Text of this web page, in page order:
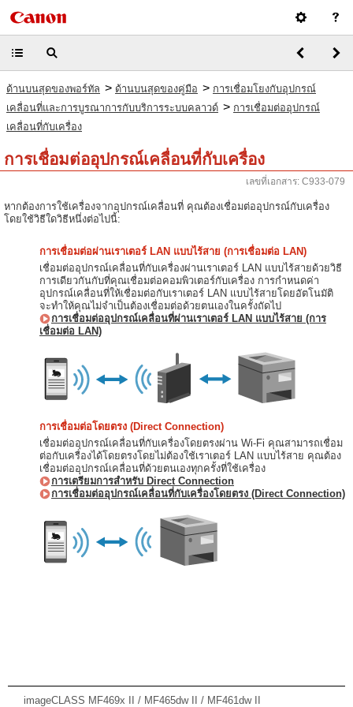
ด้านบนสุดของพอร์ทัล > ด้านบนสุดของคู่มือ > การเชื่อมโยงกับอุปกรณ์
เคลื่อนที่และการบูรณาการกับบริการระบบคลาวด์ > การเชื่อมต่ออุปกรณ์
เคลื่อนที่กับเครื่อง
การเชื่อมต่ออุปกรณ์เคลื่อนที่กับเครื่อง
เลขที่เอกสาร: C933-079
หากต้องการใช้เครื่องจากอุปกรณ์เคลื่อนที่ คุณต้องเชื่อมต่ออุปกรณ์กับเครื่อง
โดยใช้วิธีใดวิธีหนึ่งต่อไปนี้:
การเชื่อมต่อผ่านเราเตอร์ LAN แบบไร้สาย (การเชื่อมต่อ LAN)
เชื่อมต่ออุปกรณ์เคลื่อนที่กับเครื่องผ่านเราเตอร์ LAN แบบไร้สายด้วยวิธี
การเดียวกันกับที่คุณเชื่อมต่อคอมพิวเตอร์กับเครื่อง การกำหนดค่า
อุปกรณ์เคลื่อนที่ให้เชื่อมต่อกับเราเตอร์ LAN แบบไร้สายโดยอัตโนมัติ
จะทำให้คุณไม่จำเป็นต้องเชื่อมต่อด้วยตนเองในครั้งถัดไป
การเชื่อมต่ออุปกรณ์เคลื่อนที่ผ่านเราเตอร์ LAN แบบไร้สาย (การ
เชื่อมต่อ LAN)
การเชื่อมต่อโดยตรง (Direct Connection)
เชื่อมต่ออุปกรณ์เคลื่อนที่กับเครื่องโดยตรงผ่าน Wi-Fi คุณสามารถเชื่อม
ต่อกับเครื่องได้โดยตรงโดยไม่ต้องใช้เราเตอร์ LAN แบบไร้สาย คุณต้อง
เชื่อมต่ออุปกรณ์เคลื่อนที่ด้วยตนเองทุกครั้งที่ใช้เครื่อง
การเตรียมการสำหรับ Direct Connection
การเชื่อมต่ออุปกรณ์เคลื่อนที่กับเครื่องโดยตรง (Direct Connection)
imageCLASS MF469x II / MF465dw II / MF461dw II